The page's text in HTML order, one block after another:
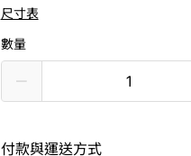
尺寸表
數量
付款與運送方式